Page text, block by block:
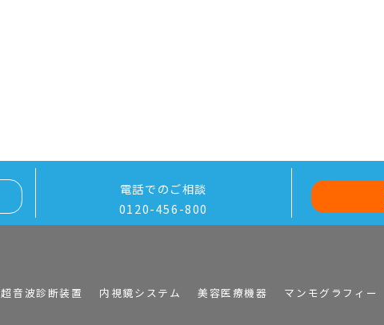
電話でのご相談
0120-456-800
超音波診断装置 内視鏡システム 美容医療機器 マンモグラフィー